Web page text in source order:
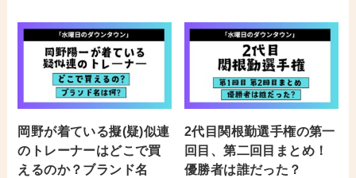
岡野が着ている擬(疑)似連
のトレーナーはどこで買
えるのか？ブランド名
2代目関根勤選手権の第一
回目、第二回目まとめ！
優勝者は誰だった？